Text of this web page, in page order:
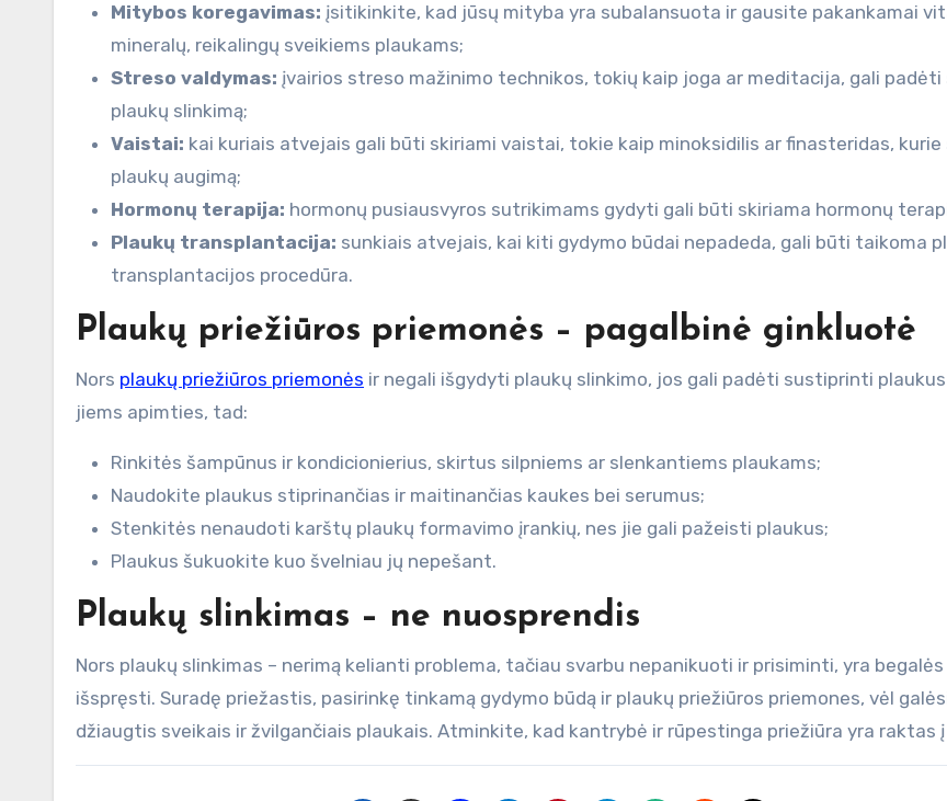
Mitybos koregavimas: įsitikinkite, kad jūsų mityba yra subalansuota ir gausite pakankamai
mineralų, reikalingų sveikiems plaukams;
Streso valdymas: įvairios streso mažinimo technikos, tokių kaip joga ar meditacija, gali
plaukų slinkimą;
Vaistai: kai kuriais atvejais gali būti skiriami vaistai, tokie kaip minoksidilis ar finasteridas,
plaukų augimą;
Hormonų terapija: hormonų pusiausvyros sutrikimams gydyti gali būti skiriama hormonų
Plaukų transplantacija: sunkiais atvejais, kai kiti gydymo būdai nepadeda, gali būti taikoma
transplantacijos procedūra.
Plaukų priežiūros priemonės – pagalbinė ginkluotė
Nors plaukų priežiūros priemonės ir negali išgydyti plaukų slinkimo, jos gali padėti sustiprinti
jiems apimties, tad:
Rinkitės šampūnus ir kondicionierius, skirtus silpniems ar slenkantiems plaukams;
Naudokite plaukus stiprinančias ir maitinančias kaukes bei serumus;
Stenkitės nenaudoti karštų plaukų formavimo įrankių, nes jie gali pažeisti plaukus;
Plaukus šukuokite kuo švelniau jų nepešant.
Plaukų slinkimas – ne nuosprendis
Nors plaukų slinkimas – nerimą kelianti problema, tačiau svarbu nepanikuoti ir prisiminti, yra
išspręsti. Suradę priežastis, pasirinkę tinkamą gydymo būdą ir plaukų priežiūros priemones, vėl
džiaugtis sveikais ir žvilgančiais plaukais. Atminkite, kad kantrybė ir rūpestinga priežiūra yra raktas į